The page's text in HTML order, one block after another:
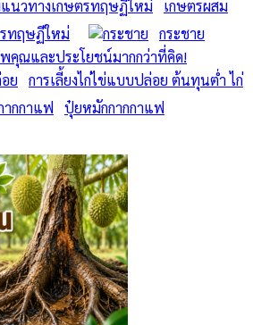
เกษตรผสม
ทฤษฏีใหม่
กระชาย
คุณและประโยชน์มากกว่าที่คิด!
การเลี้ยงไก่ไข่แบบปล่อย ต้นทุนต่ำ ไก่
ปุ๋ยหมักกากกาแฟ